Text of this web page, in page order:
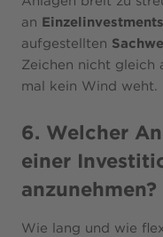
an Einzelinvestments
aufgestellten
Zeichen nicht gleich
mal kein Wind weht.
6. Welcher
einer
anzunehmen?
Wie lang und wie